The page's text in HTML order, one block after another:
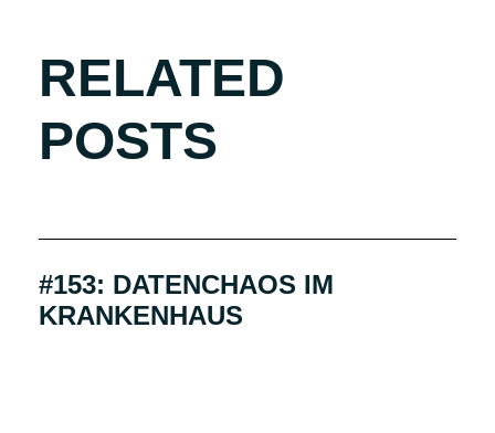
RELATED
POSTS
#153: DATENCHAOS IM
KRANKENHAUS